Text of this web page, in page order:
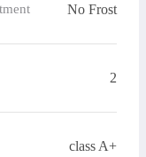
No Frost
2
class A+